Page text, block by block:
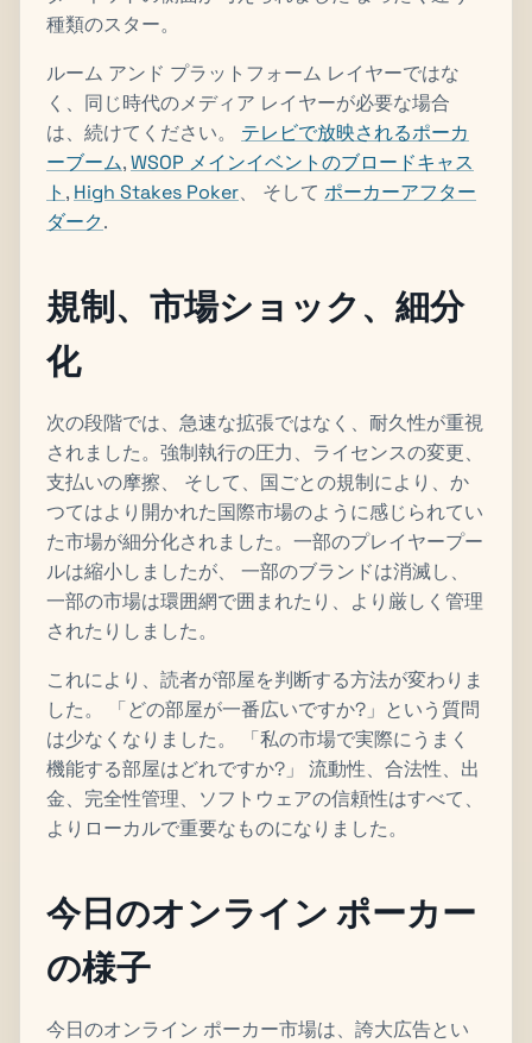
種類のスター。
ルーム アンド プラットフォーム レイヤーではな
く、同じ時代のメディア レイヤーが必要な場合
は、続けてください。 テレビで放映されるポーカ
ーブーム,WSOP メインイベントのブロードキャス
ト , High Stakes Poker、 そして ポーカーアフター
ダーク.
規制、市場ショック、細分
化
次の段階では、急速な拡張ではなく、耐久性が重視
されました。強制執行の圧力、ライセンスの変更、
支払いの摩擦、 そして、国ごとの規制により、か
つてはより開かれた国際市場のように感じられてい
た市場が細分化されました。一部のプレイヤープー
ルは縮小しましたが、 一部のブランドは消滅し、
一部の市場は環囲網で囲まれたり、より厳しく管理
されたりしました。
これにより、読者が部屋を判断する方法が変わりま
した。 「どの部屋が一番広いですか?」という質問
は少なくなりました。 「私の市場で実際にうまく
機能する部屋はどれですか?」 流動性、合法性、出
金、完全性管理、ソフトウェアの信頼性はすべて、
よりローカルで重要なものになりました。
今日のオンライン ポーカー
の様子
今日のオンライン ポーカー市場は、誇大広告とい